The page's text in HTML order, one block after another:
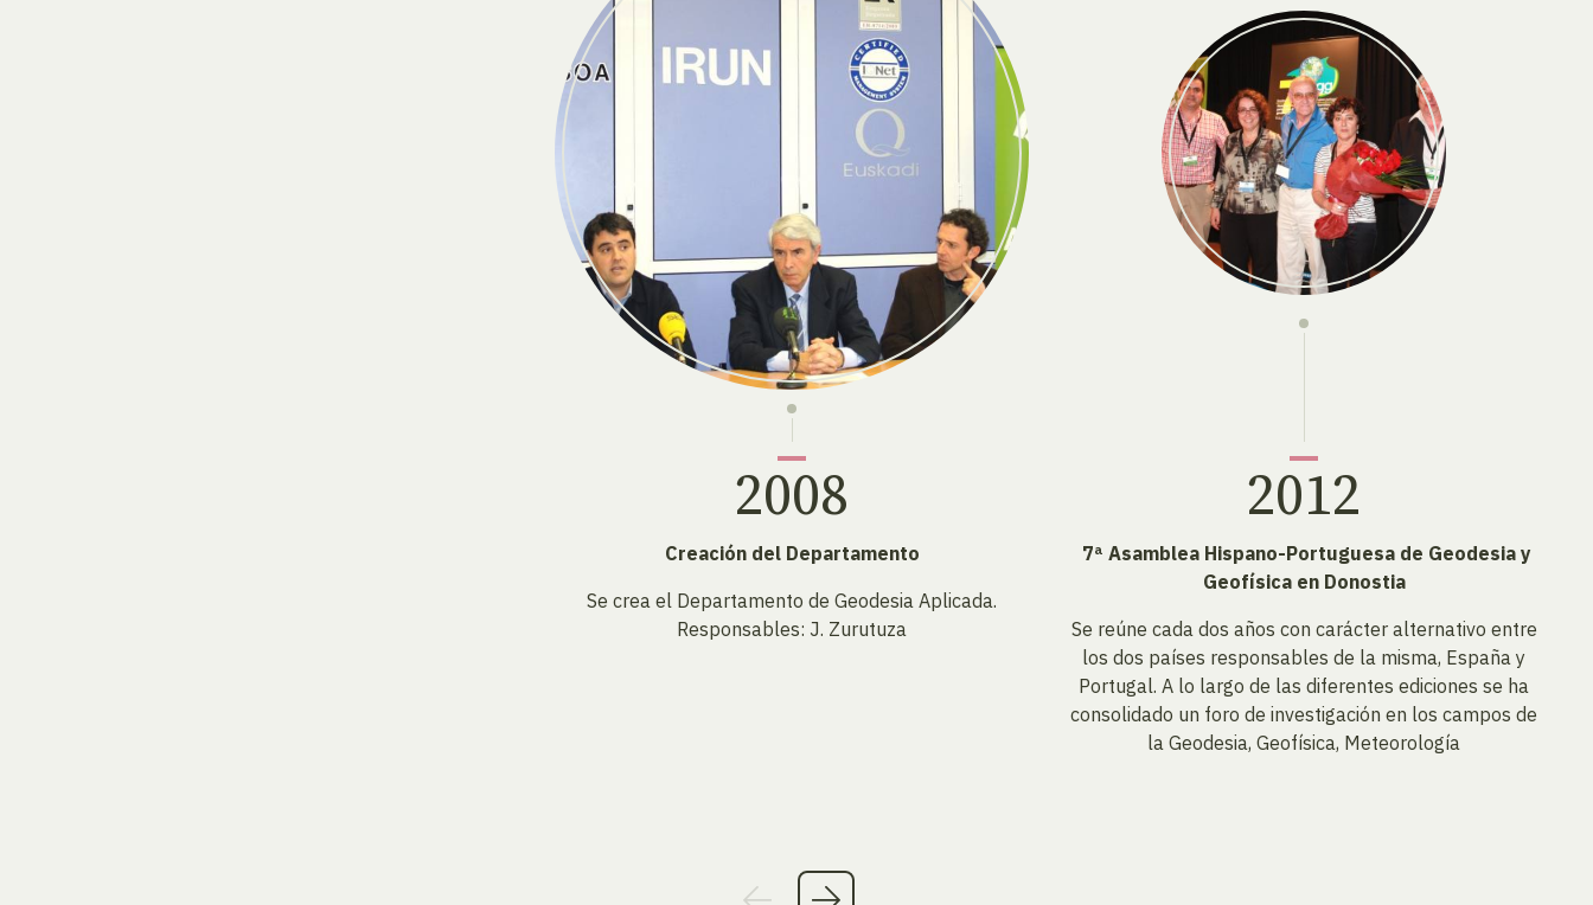
2008
Creación del Departamento
Se crea el Departamento de Geodesia Aplicada.
Responsables: J. Zurutuza
2012
7ª Asamblea Hispano-Portuguesa de Geodesia y
Geofísica en Donostia
Se reúne cada dos años con carácter alternativo entre
los dos países responsables de la misma, España y
Portugal. A lo largo de las diferentes ediciones se ha
consolidado un foro de investigación en los campos de
la Geodesia, Geofísica, Meteorología